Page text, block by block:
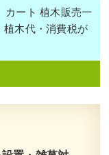
ート 植木販売一
植木代・消費税が